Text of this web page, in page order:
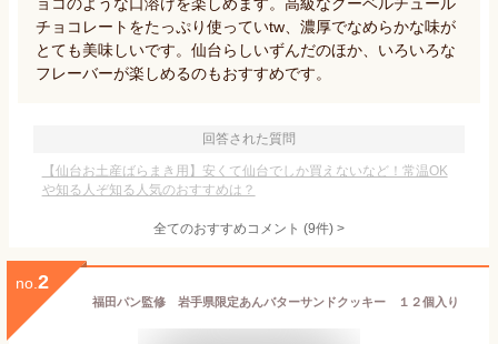
チョコレートをたっぷり使っていtw、濃厚でなめらかな味が
とても美味しいです。仙台らしいずんだのほか、いろいろな
フレーバーが楽しめるのもおすすめです。
回答された質問
【仙台お土産ばらまき用】安くて仙台でしか買えないなど！常温OK
や知る人ぞ知る人気のおすすめは？
全てのおすすめコメント (9件) >
no. 2
福田パン監修 岩手県限定あんバターサンドクッキー １２個入り